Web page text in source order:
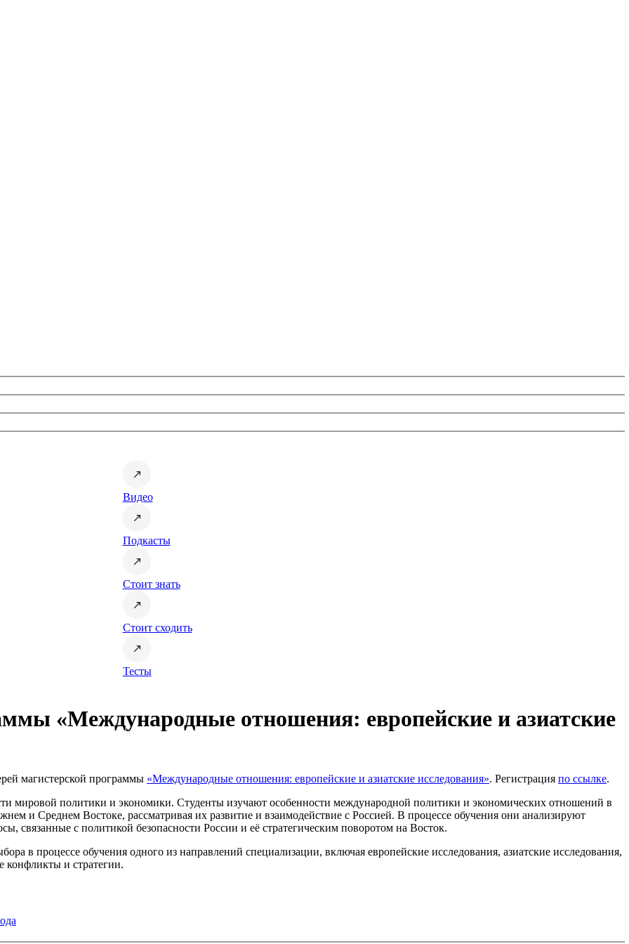
Видео
Подкасты
Стоит знать
Стоит сходить
Тесты
«Международные отношения: европейские и азиатские
магистерской программы «Международные отношения: европейские и азиатские исследования». Регистрация по ссылке.
мировой политики и экономики. Студенты изучают особенности международной политики и экономических отношений в
и Среднем Востоке, рассматривая их развитие и взаимодействие с Россией. В процессе обучения они анализируют
связанные с политикой безопасности России и её стратегическим поворотом на Восток.
в процессе обучения одного из направлений специализации, включая европейские исследования, азиатские исследования,
и стратегии.